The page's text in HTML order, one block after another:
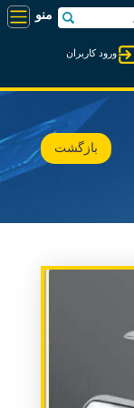
ورود کاربران
بازگشت